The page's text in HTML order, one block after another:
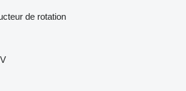
de rotation